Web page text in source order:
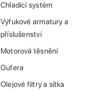
Chladící systém
Výfukové armatury a
příslušenství
Motorová těsnění
Gufera
Olejové filtry a sítka